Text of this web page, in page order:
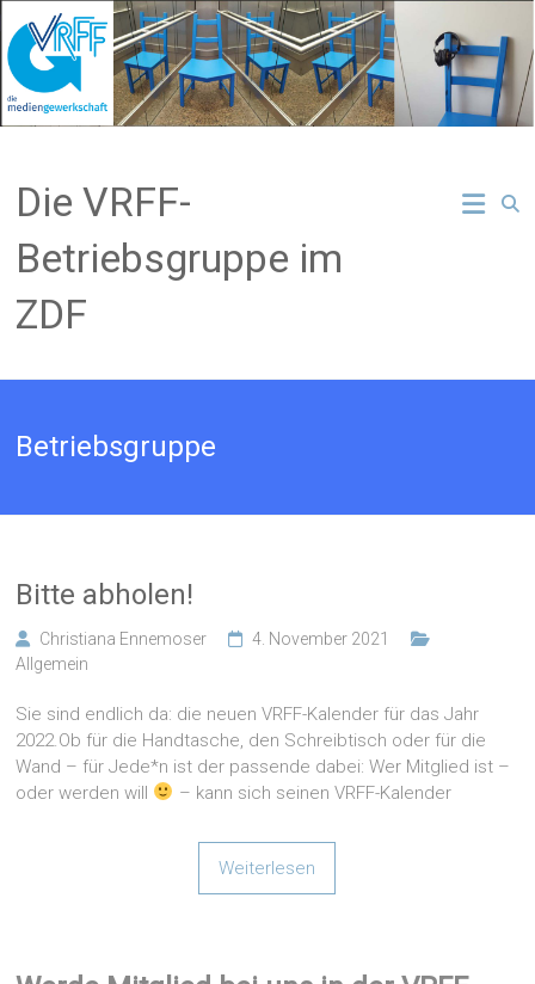
Inhalt
springen
Die VRFF-
Betriebsgruppe im
ZDF
Betriebsgruppe
Bitte abholen!
Christiana Ennemoser
4. November 2021
Allgemein
Sie sind endlich da: die neuen VRFF-Kalender für das Jahr
2022.Ob für die Handtasche, den Schreibtisch oder für die
Wand – für Jede*n ist der passende dabei: Wer Mitglied ist –
oder werden will
– kann sich seinen VRFF-Kalender
Weiterlesen